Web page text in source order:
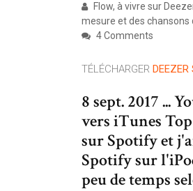
Flow, à vivre sur
mesure et des chansons
4 Comments
TÉLÉCHARGER DEEZER
8 sept. 2017 ...
vers iTunes
sur Spotify et
Spotify sur
peu de temps